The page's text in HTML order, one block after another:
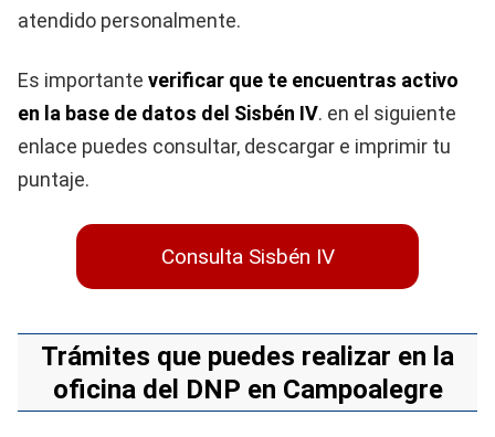
atendido personalmente.
Es importante verificar que te encuentras activo
en la base de datos del Sisbén IV. en el siguiente
enlace puedes consultar, descargar e imprimir tu
puntaje.
Consulta Sisbén IV
Trámites que puedes realizar en la
oficina del DNP en Campoalegre